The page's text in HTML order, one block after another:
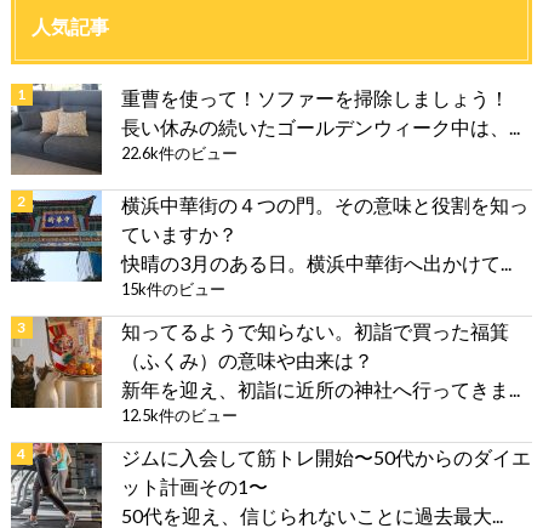
人気記事
重曹を使って！ソファーを掃除しましょう！
長い休みの続いたゴールデンウィーク中は、...
22.6k件のビュー
横浜中華街の４つの門。その意味と役割を知っ
ていますか？
快晴の3月のある日。横浜中華街へ出かけて...
15k件のビュー
知ってるようで知らない。初詣で買った福箕
（ふくみ）の意味や由来は？
新年を迎え、初詣に近所の神社へ行ってきま...
12.5k件のビュー
ジムに入会して筋トレ開始〜50代からのダイエ
ット計画その1〜
50代を迎え、信じられないことに過去最大...